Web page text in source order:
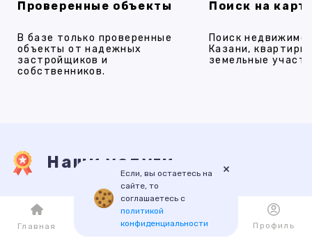
Проверенные объекты
В базе только проверенные
объекты от надежных
застройщиков и
собственников.
Поиск на
Поиск
Казани,
земельные
Наши услуги
ПРОДАЖА АРЕНДА НОВОСТРОЙКИ ИПОТЕКА
Если, вы остаетесь на
сайте, то
соглашаетесь с
политикой
конфиденциальности
×
Главная Каталог Избранное Профиль